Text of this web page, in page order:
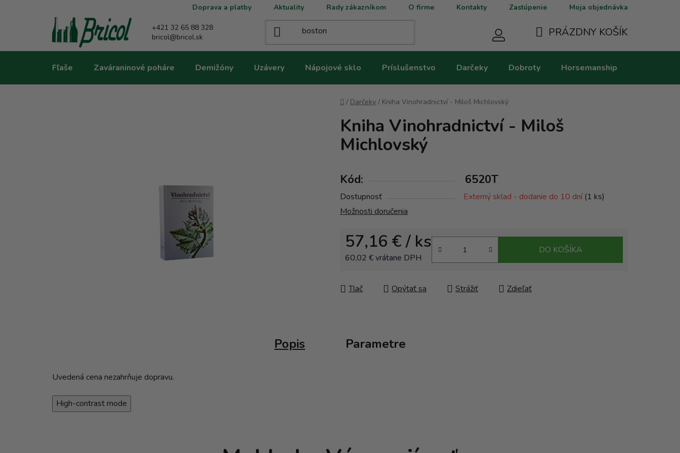
Doprava a platby Aktuality Rady zákazníkom O firme Kontakty Zastúpenie Moja objednávka
+421 32 65 88 328
bricol@bricol.sk
KOŠÍK
PRÁZDNY KOŠÍK
Fľaše Zaváraninové poháre Demižóny Uzávery Nápojové sklo Príslušenstvo Darčeky Dobroty Horsemanship
Domov
/ Darčeky / Kniha Vinohradnictví - Miloš Michlovský
Kniha Vinohradnictví - Miloš
Michlovský
Kód: 6520T
Dostupnosť Externý sklad - dodanie do 10 dní (1 ks)
Možnosti doručenia
57,16 €/ ks
60,02 € vrátane DPH
DO KOŠÍKA
Tlač Opýtať sa Strážiť Zdieľať
Popis Parametre
Uvedená cena nezahrňuje dopravu.
High-contrast mode